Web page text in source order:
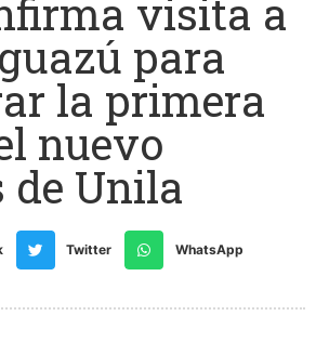
visita a
para
la primera
nuevo
de Unila
Twitter WhatsApp